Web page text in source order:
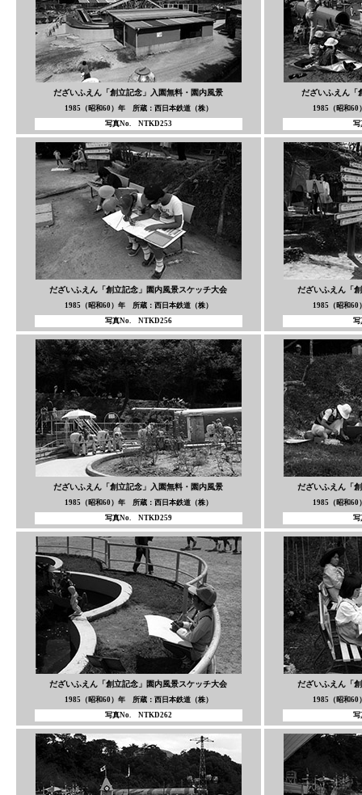
だざいふえん「創立記念」入園無料・園内風景
1985（昭和60）年 所蔵：西日本鉄道（株）
写真No. NTKD253
だざいふえん「
1985（昭和
だざいふえん「創立記念」園内風景スケッチ大会
1985（昭和60）年 所蔵：西日本鉄道（株）
写真No. NTKD256
だざいふえん「
1985（昭和
だざいふえん「創立記念」入園無料・園内風景
1985（昭和60）年 所蔵：西日本鉄道（株）
写真No. NTKD259
だざいふえん「
1985（昭和
だざいふえん「創立記念」園内風景スケッチ大会
1985（昭和60）年 所蔵：西日本鉄道（株）
写真No. NTKD262
だざいふえん「
1985（昭和